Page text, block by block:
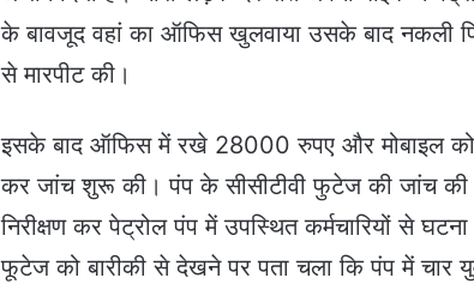
के बावजूद वहां का ऑफिस खुलवाया उसके बाद नकली
से मारपीट की।
इसके बाद ऑफिस में रखे 28000 रुपए और मोबाइल को
कर जांच शुरू की। पंप के सीसीटीवी फुटेज की जांच की
निरीक्षण कर पेट्रोल पंप में उपस्थित कर्मचारियों से
फूटेज को बारीकी से देखने पर पता चला कि पंप में